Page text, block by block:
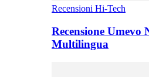
Recensioni Hi-Tech
Recensione
Multilingua